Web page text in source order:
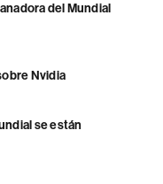
del Mundial
Nvidia
se están